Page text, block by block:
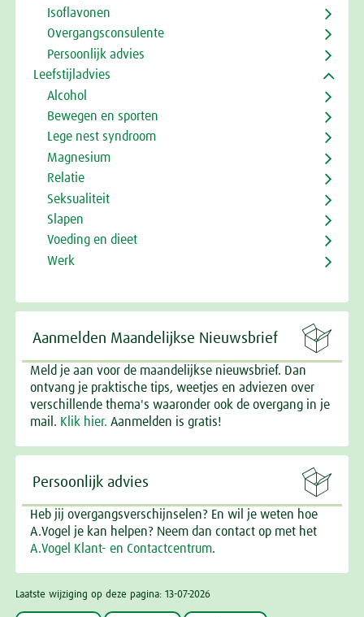
Isoflavonen
Overgangsconsulente
Persoonlijk advies
Leefstijladvies
Alcohol
Bewegen en sporten
Lege nest syndroom
Magnesium
Relatie
Seksualiteit
Slapen
Voeding en dieet
Werk

Aanmelden Maandelijkse Nieuwsbrief
Meld je aan voor de maandelijkse nieuwsbrief. Dan
ontvang je praktische tips, weetjes en adviezen over
verschillende thema's waaronder ook de overgang in je
mail. Klik hier. Aanmelden is gratis!

Persoonlijk advies
Heb jij overgangsverschijnselen? En wil je weten hoe
A.Vogel je kan helpen? Neem dan contact op met het
A.Vogel Klant- en Contactcentrum.
Laatste wijziging op deze pagina: 13-07-2026